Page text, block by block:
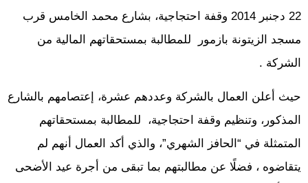
22 دجنبر 2014 وقفة احتجاجية، بشارع محمد الخامس قرب
مسجد الزيتونة بازمور للمطالبة بمستحقاتهم المالية من
الشركة .
حيث أعلن العمال بالشركة وعددهم عشرة، إعتصامهم بالشارع
المذكور، وتنظيم وقفة احتجاجية، للمطالبة بمستحقاتهم
المتمثلة في “الحافز الشهري”، والذي أكد العمال أنهم لم
يتقاضوه ، فضلًا عن مطالبتهم بما تبقى من أجرة عيد الأضحى